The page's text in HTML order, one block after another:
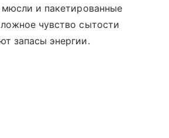
и пакетированные
чувство сытости
запасы энергии.